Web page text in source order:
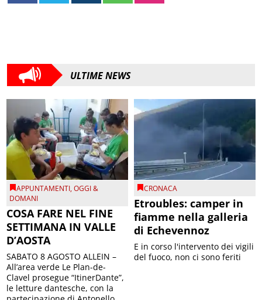
ULTIME NEWS
APPUNTAMENTI,OGGI &
DOMANI
COSA FARE NEL FINE
SETTIMANA IN VALLE
D’AOSTA
SABATO 8 AGOSTO ALLEIN –
All’area verde Le Plan-de-
Clavel prosegue “ItinerDante”,
le letture dantesche, con la
CRONACA
Etroubles: camper in
fiamme nella galleria
di Echevennoz
E in corso l'intervento dei vigili
del fuoco, non ci sono feriti